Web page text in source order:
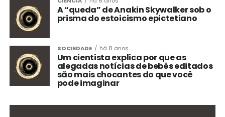
A “queda” de Anakin Skywalker sob o
prisma do estoicismo epictetiano
SOCIEDADE há 8 anos
Um cientista explica por que as
alegadas notícias de bebês editados
são mais chocantes do que você
pode imaginar